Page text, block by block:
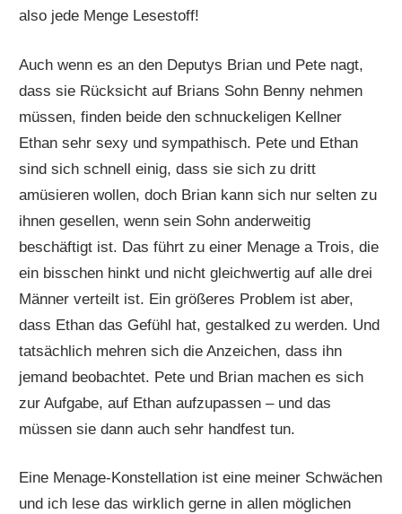
also jede Menge Lesestoff!
Auch wenn es an den Deputys Brian und Pete nagt,
dass sie Rücksicht auf Brians Sohn Benny nehmen
müssen, finden beide den schnuckeligen Kellner
Ethan sehr sexy und sympathisch. Pete und Ethan
sind sich schnell einig, dass sie sich zu dritt
amüsieren wollen, doch Brian kann sich nur selten zu
ihnen gesellen, wenn sein Sohn anderweitig
beschäftigt ist. Das führt zu einer Menage a Trois, die
ein bisschen hinkt und nicht gleichwertig auf alle drei
Männer verteilt ist. Ein größeres Problem ist aber,
dass Ethan das Gefühl hat, gestalked zu werden. Und
tatsächlich mehren sich die Anzeichen, dass ihn
jemand beobachtet. Pete und Brian machen es sich
zur Aufgabe, auf Ethan aufzupassen – und das
müssen sie dann auch sehr handfest tun.
Eine Menage-Konstellation ist eine meiner Schwächen
und ich lese das wirklich gerne in allen möglichen